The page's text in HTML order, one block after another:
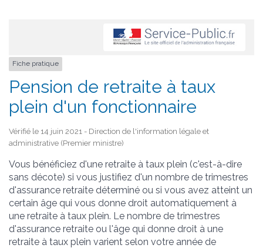
Fiche pratique
Pension de retraite à taux
plein d'un fonctionnaire
Vérifié le 14 juin 2021 - Direction de l'information légale et
administrative (Premier ministre)
Vous bénéficiez d'une retraite à taux plein (c'est-à-dire
sans décote) si vous justifiez d'un nombre de trimestres
d'assurance retraite déterminé ou si vous avez atteint un
certain âge qui vous donne droit automatiquement à
une retraite à taux plein. Le nombre de trimestres
d'assurance retraite ou l'âge qui donne droit à une
retraite à taux plein varient selon votre année de